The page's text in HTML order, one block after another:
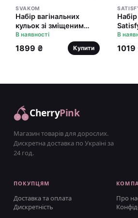
SVAKOM
Набір вагінальних
кульок зі зміщеним
центром ваги Svakom
Nova Violet
В наявності
1899 ₴ Купити
Red,
3см,
В
1019
CherryPink
Магазин товарів для дорослих.
Дискретна доставка по Україні за
24 год.
ПОКУПЦЯМ
Доставка та оплата
Дискретність
Про